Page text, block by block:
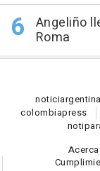
Angeliño
Roma
noticiargentina
colombiapress
noti